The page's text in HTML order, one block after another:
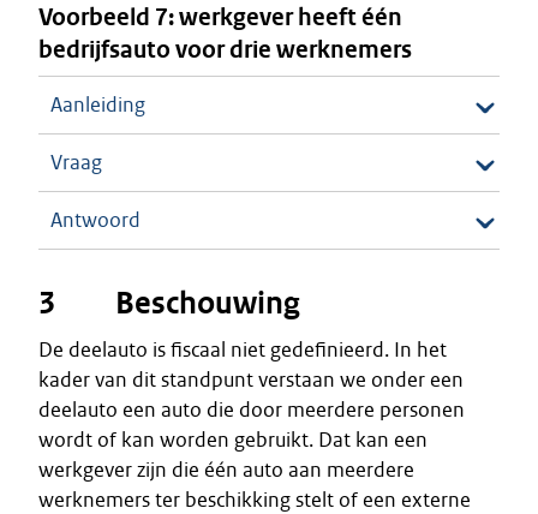
Voorbeeld 7: werkgever heeft één
bedrijfsauto voor drie werknemers
Aanleiding
Vraag
Antwoord
3 Beschouwing
De deelauto is fiscaal niet gedefinieerd. In het
kader van dit standpunt verstaan we onder een
deelauto een auto die door meerdere personen
wordt of kan worden gebruikt. Dat kan een
werkgever zijn die één auto aan meerdere
werknemers ter beschikking stelt of een externe